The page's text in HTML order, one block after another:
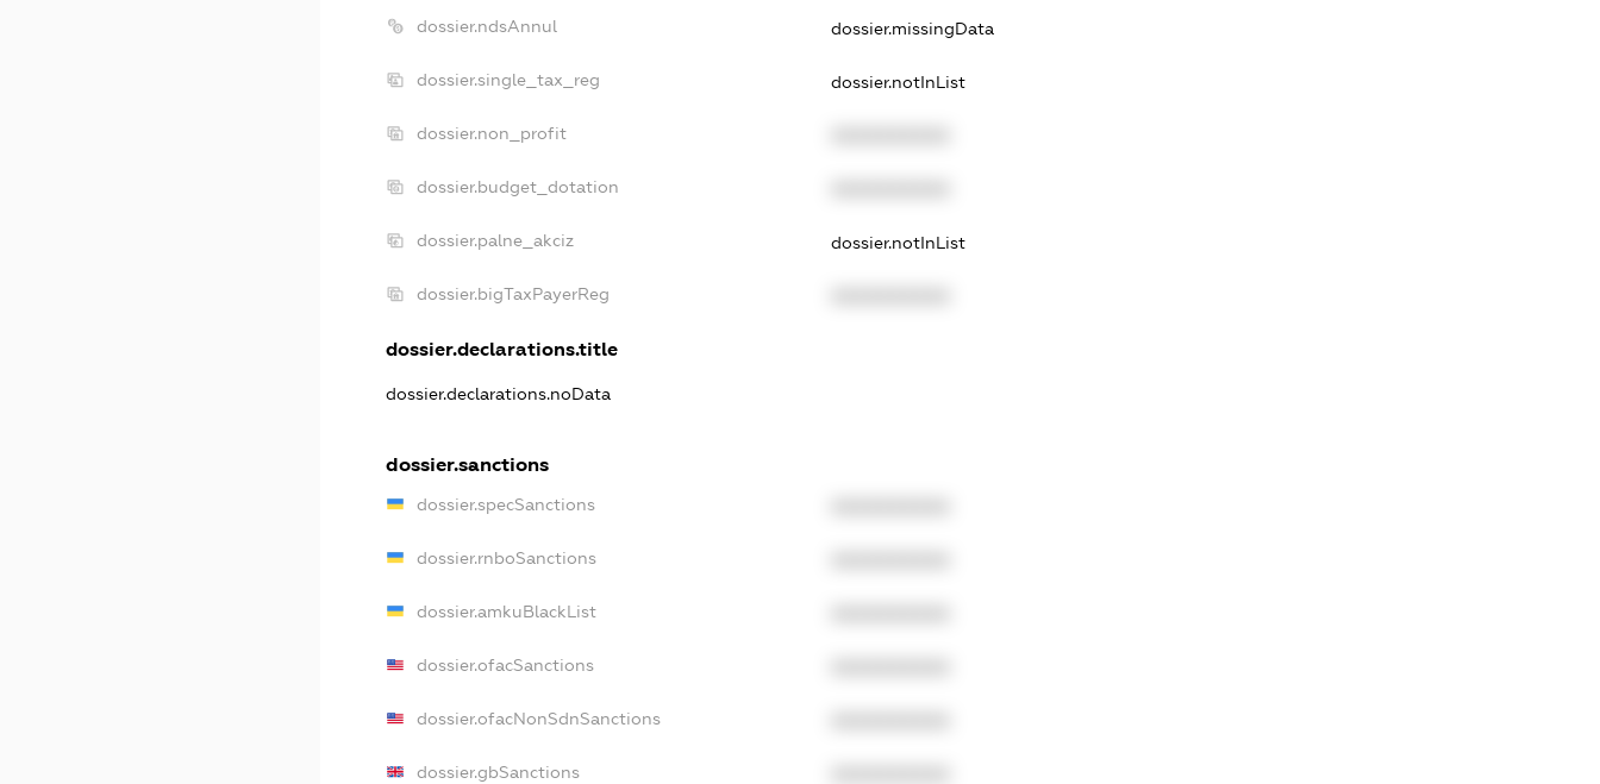
dossier.ndsAnnul dossier.missingData
dossier.single_tax_reg dossier.notInList
dossier.non_profit
dossier.budget_dotation
dossier.palne_akciz dossier.notInList
dossier.bigTaxPayerReg
dossier.declarations.title
dossier.declarations.noData
dossier.sanctions
dossier.specSanctions
dossier.rnboSanctions
dossier.amkuBlackList
dossier.ofacSanctions
dossier.ofacNonSdnSanctions
dossier.gbSanctions